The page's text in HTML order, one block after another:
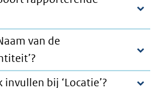
van de
bij ‘Locatie’?